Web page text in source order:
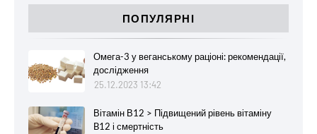
ПОПУЛЯРНІ
Омега-3 у веганському раціоні: рекомендації,
дослідження
25.12.2023 13:42
Вітамін В12 > Підвищений рівень вітаміну
B12 і смертність